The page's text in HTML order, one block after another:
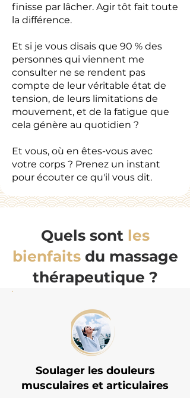
finisse par lâcher. Agir tôt fait toute
la différence.
Et si je vous disais que 90 % des
personnes qui viennent me
consulter ne se rendent pas
compte de leur véritable état de
tension, de leurs limitations de
mouvement, et de la fatigue que
cela génère au quotidien ?
Et vous, où en êtes-vous avec
votre corps ? Prenez un instant
pour écouter ce qu'il vous dit.
Quels sont les
bienfaitsdu massage
thérapeutique ?
Soulager les douleurs
musculaires et articulaires